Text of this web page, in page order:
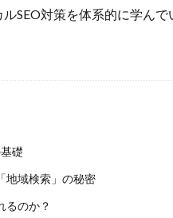
SEO対策を体系的に学んで
礎
地域検索」の秘密
るのか？